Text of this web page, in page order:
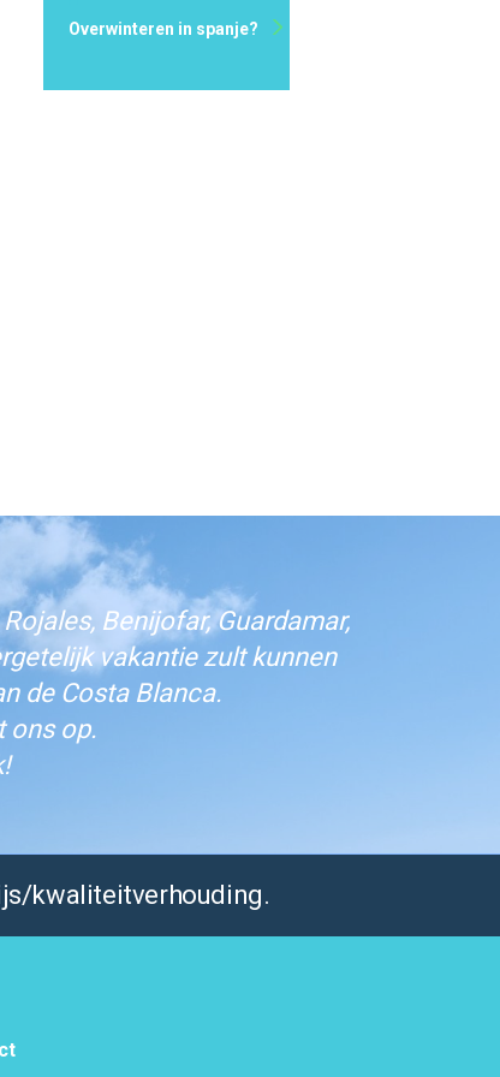
Overwinteren in spanje?
Benijofar, Guardamar,
vakantie zult kunnen
de Costa Blanca.
ons op.
kwaliteitverhouding.